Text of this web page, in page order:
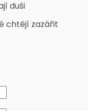
duši
chtějí zazářit